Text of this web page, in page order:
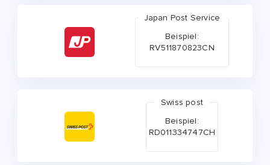
Japan Post Service
Beispiel:
RV511870823CN
Swiss post
Beispiel:
RD011334747CH